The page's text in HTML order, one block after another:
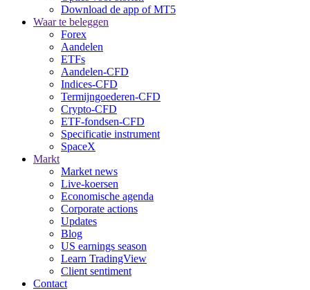
Download de app of MT5
Waar te beleggen
Forex
Aandelen
ETFs
Aandelen-CFD
Indices-CFD
Termijngoederen-CFD
Crypto-CFD
ETF-fondsen-CFD
Specificatie instrument
SpaceX
Markt
Market news
Live-koersen
Economische agenda
Corporate actions
Updates
Blog
US earnings season
Learn TradingView
Client sentiment
Contact